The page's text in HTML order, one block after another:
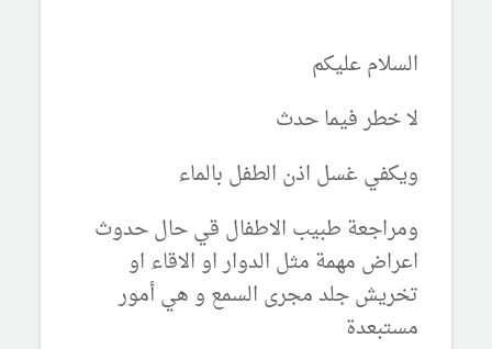
السلام عليكم
لا خطر فيما حدث
ويكفي غسل اذن الطفل بالماء
ومراجعة طبيب الاطفال قي حال حدوث
اعراض مهمة مثل الدوار او الاقاء او
تخريش جلد مجرى السمع و هي أمور
مستبعدة